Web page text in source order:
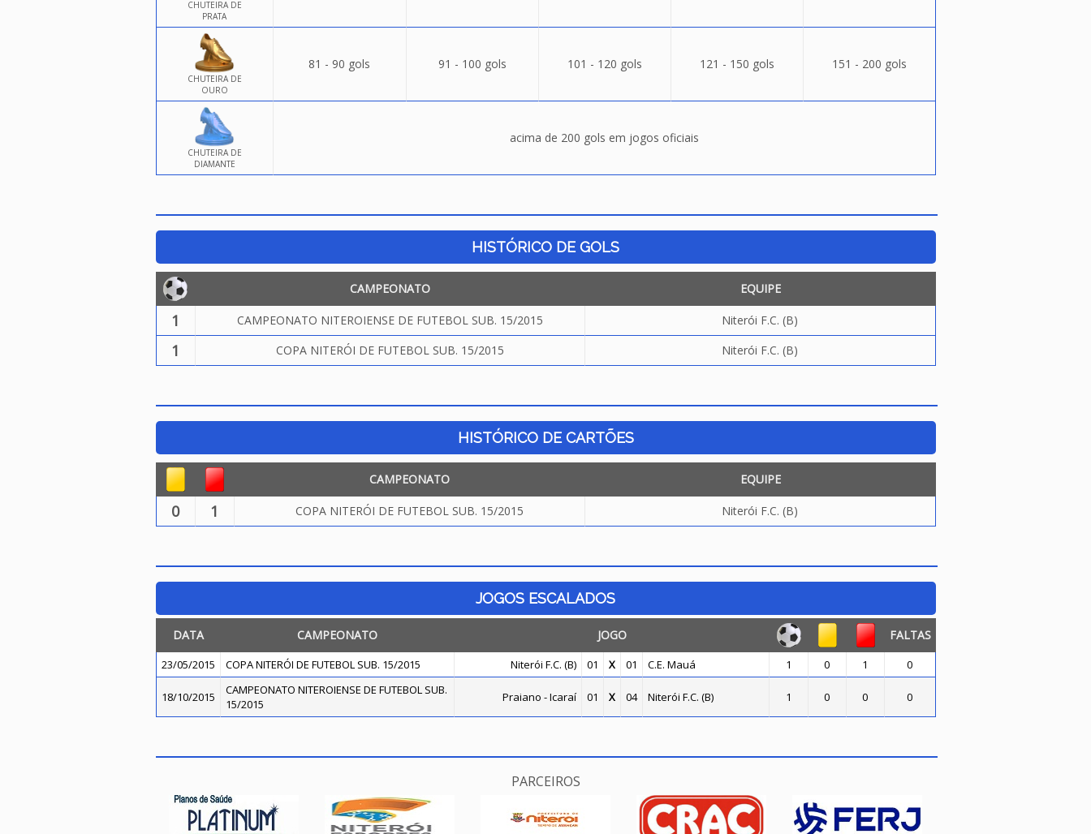
CHUTEIRA DE
PRATA
CHUTEIRA DE
OURO
81 - 90 gols 91 - 100 gols 101 - 120 gols 121 - 150 gols 151 - 200 gols
CHUTEIRA DE
DIAMANTE
acima de 200 gols em jogos oficiais
HISTÓRICO DE GOLS
CAMPEONATO EQUIPE
1 CAMPEONATO NITEROIENSE DE FUTEBOL SUB. 15/2015 Niterói F.C. (B)
1 COPA NITERÓI DE FUTEBOL SUB. 15/2015 Niterói F.C. (B)
HISTÓRICO DE CARTÕES
CAMPEONATO EQUIPE
0 1 COPA NITERÓI DE FUTEBOL SUB. 15/2015 Niterói F.C. (B)
JOGOS ESCALADOS
DATA CAMPEONATO JOGO FALTAS
23/05/2015 COPA NITERÓI DE FUTEBOL SUB. 15/2015 Niterói F.C. (B) 01 X 01 C.E. Mauá 1 0 1 0
18/10/2015
CAMPEONATO NITEROIENSE DE FUTEBOL SUB.
15/2015
Praiano - Icaraí 01 X 04 Niterói F.C. (B) 1 0 0 0
PARCEIROS